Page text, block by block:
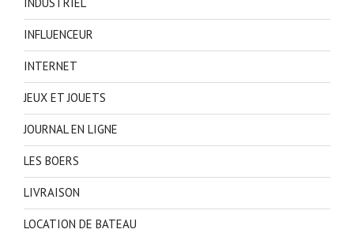
INDUSTRIEL
INFLUENCEUR
INTERNET
JEUX ET JOUETS
JOURNAL EN LIGNE
LES BOERS
LIVRAISON
LOCATION DE BATEAU